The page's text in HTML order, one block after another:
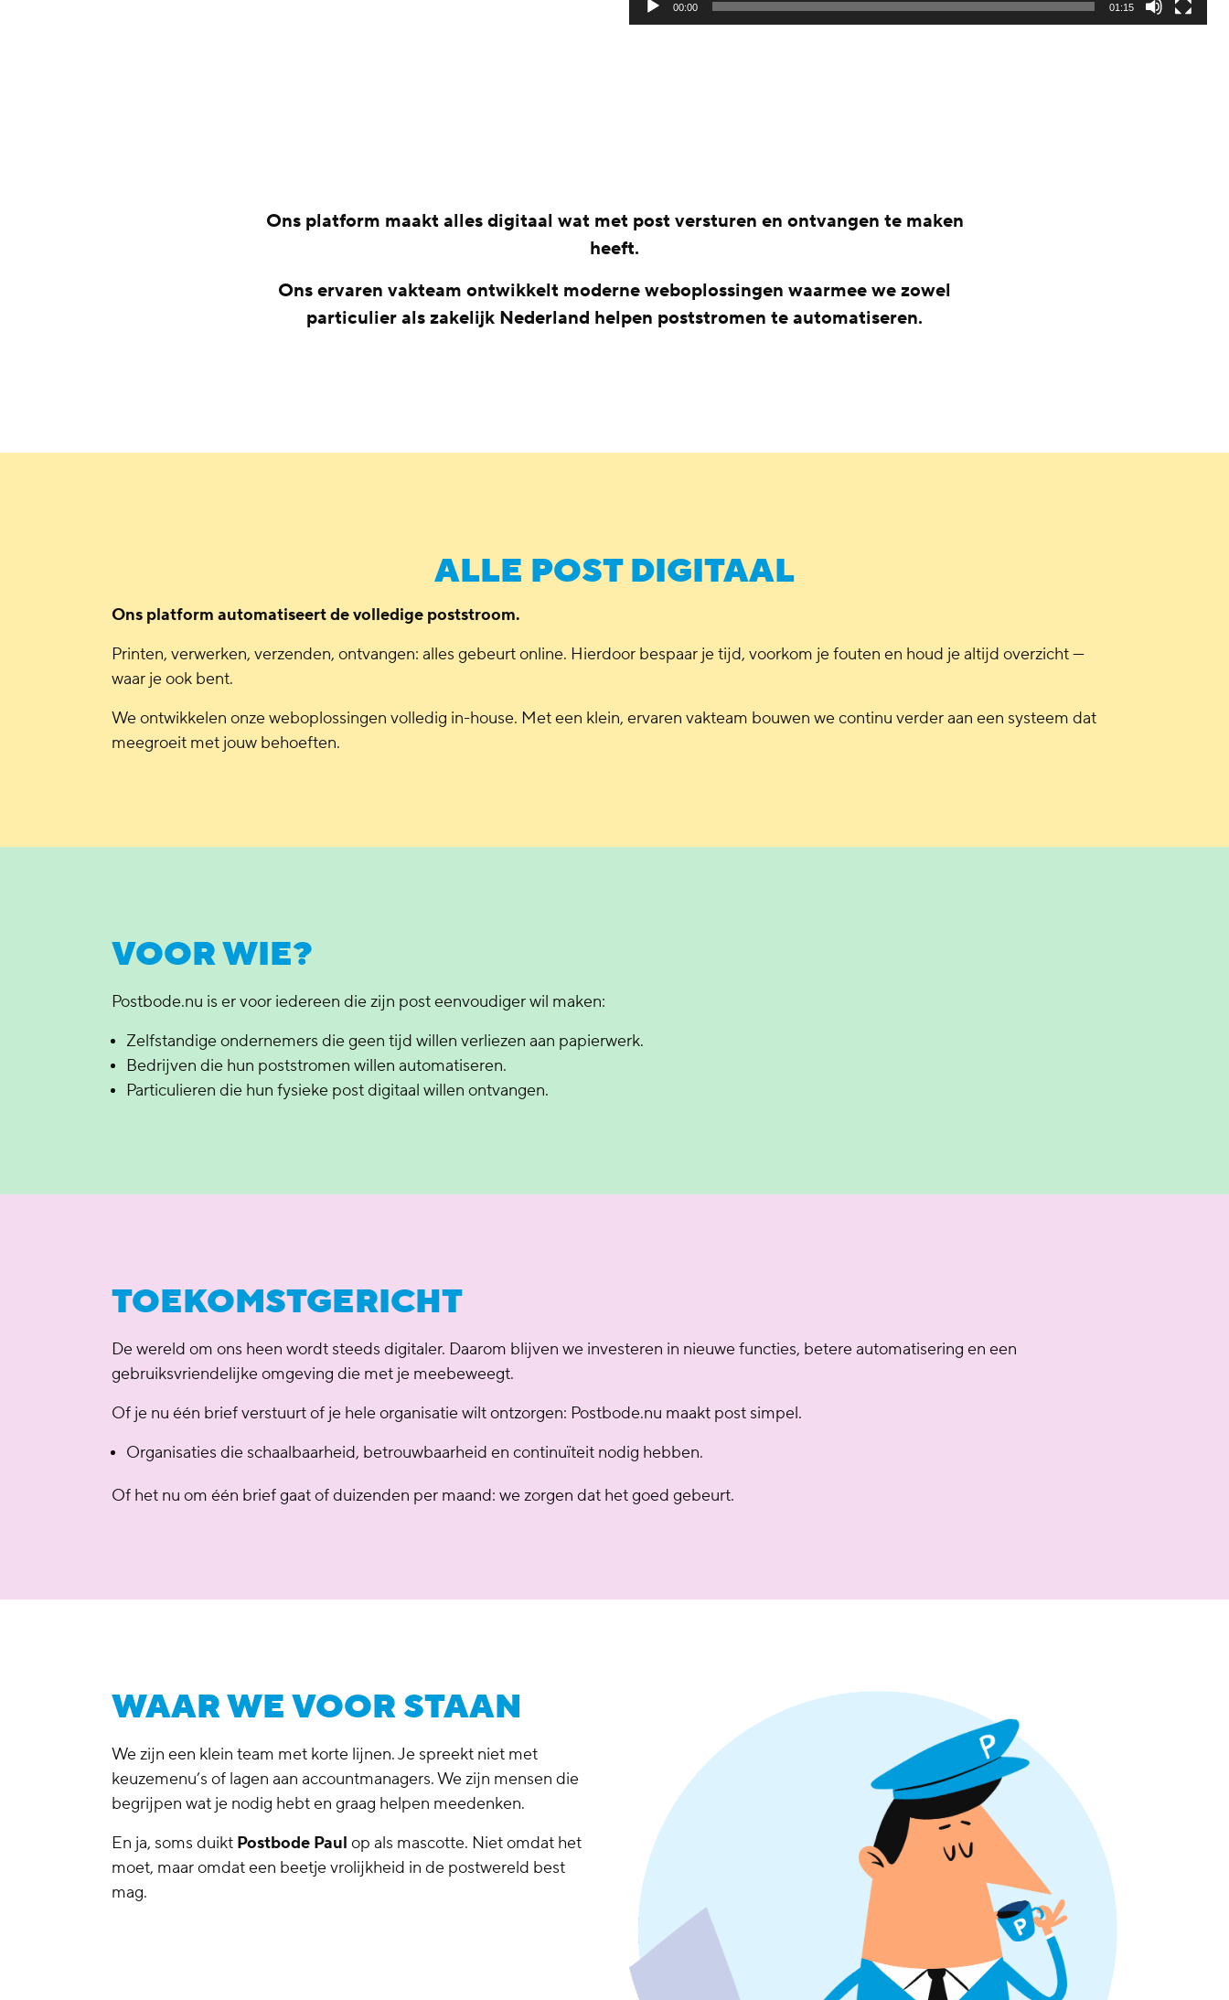
00:00 01:15
Ons platform maakt alles digitaal wat met post versturen en ontvangen te maken
heeft.
Ons ervaren vakteam ontwikkelt moderne weboplossingen waarmee we zowel
particulier als zakelijk Nederland helpen poststromen te automatiseren.
ALLE POST DIGITAAL
Ons platform automatiseert de volledige poststroom.
Printen, verwerken, verzenden, ontvangen: alles gebeurt online. Hierdoor bespaar je tijd, voorkom je fouten en houd je altijd overzicht —
waar je ook bent.
We ontwikkelen onze weboplossingen volledig in-house. Met een klein, ervaren vakteam bouwen we continu verder aan een systeem dat
meegroeit met jouw behoeften.
VOOR WIE?
Postbode.nu is er voor iedereen die zijn post eenvoudiger wil maken:
Zelfstandige ondernemers die geen tijd willen verliezen aan papierwerk.
Bedrijven die hun poststromen willen automatiseren.
Particulieren die hun fysieke post digitaal willen ontvangen.
TOEKOMSTGERICHT
De wereld om ons heen wordt steeds digitaler. Daarom blijven we investeren in nieuwe functies, betere automatisering en een
gebruiksvriendelijke omgeving die met je meebeweegt.
Of je nu één brief verstuurt of je hele organisatie wilt ontzorgen: Postbode.nu maakt post simpel.
Organisaties die schaalbaarheid, betrouwbaarheid en continuïteit nodig hebben.
Of het nu om één brief gaat of duizenden per maand: we zorgen dat het goed gebeurt.
WAAR WE VOOR STAAN
We zijn een klein team met korte lijnen. Je spreekt niet met
keuzemenu’s of lagen aan accountmanagers. We zijn mensen die
begrijpen wat je nodig hebt en graag helpen meedenken.
En ja, soms duikt Postbode Paul op als mascotte. Niet omdat het
moet, maar omdat een beetje vrolijkheid in de postwereld best
mag.